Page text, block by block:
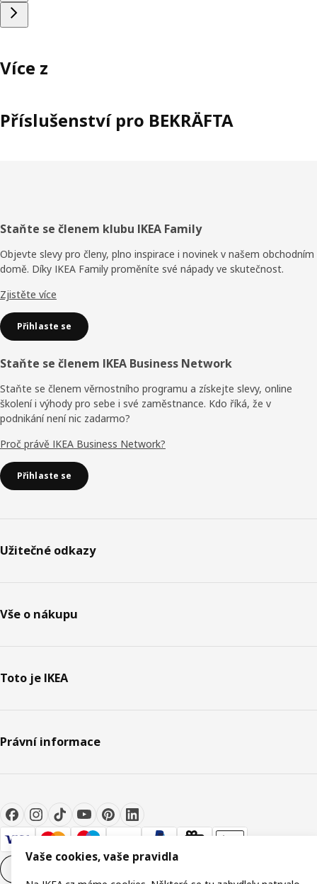
Více z
Příslušenství pro BEKRÄFTA
Zápatí
Staňte se členem klubu IKEA Family
Objevte slevy pro členy, plno inspirace i novinek v našem obchodním
domě. Díky IKEA Family proměníte své nápady ve skutečnost.
Zjistěte více
Přihlaste se
Staňte se členem IKEA Business Network
Staňte se členem věrnostního programu a získejte slevy, online
školení i výhody pro sebe i své zaměstnance. Kdo říká, že v
podnikání není nic zadarmo?
Proč právě IKEA Business Network?
Přihlaste se
Užitečné odkazy
Vše o nákupu
Toto je IKEA
Právní informace
Vaše cookies, vaše pravidla